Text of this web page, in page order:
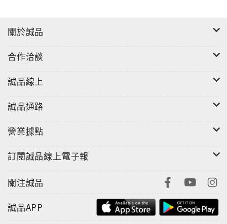
關於誠品
合作洽談
誠品線上
誠品通路
營業據點
訂閱誠品線上電子報
關注誠品
誠品APP